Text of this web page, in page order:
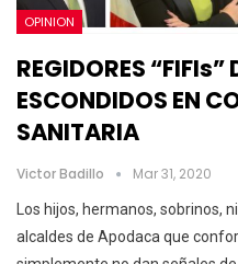
OPINION
REGIDORES “FIFIs”
ESCONDIDOS EN
SANITARIA
Victor Badillo Mar 31, 2020
Los hijos, hermanos, sobrinos,
alcaldes de Apodaca que